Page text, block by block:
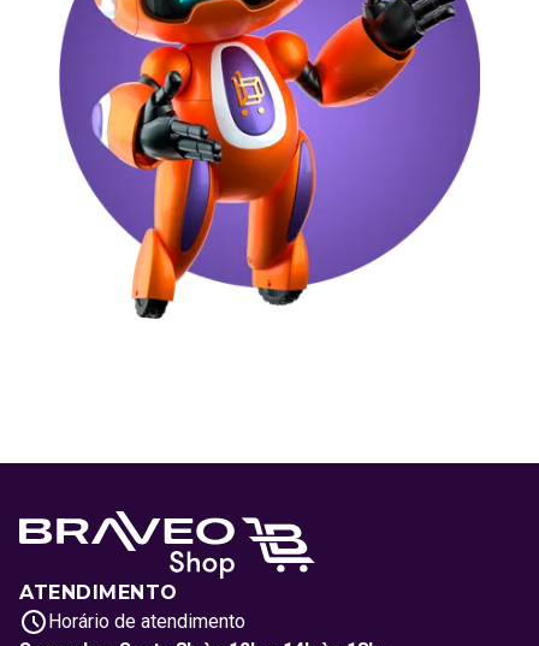
ATENDIMENTO
Horário de atendimento